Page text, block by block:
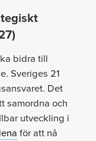
bidra till
Sveriges 21
Det
samordna och
utveckling i
för att nå